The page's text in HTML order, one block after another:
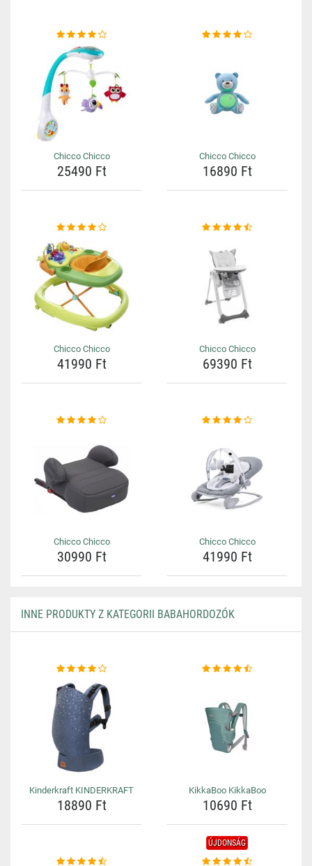
Chicco Chicco
25490 Ft
Chicco Chicco
16890 Ft
Chicco Chicco
41990 Ft
Chicco Chicco
69390 Ft
Chicco Chicco
30990 Ft
Chicco Chicco
41990 Ft
INNE PRODUKTY Z KATEGORII BABAHORDOZÓK
Kinderkraft KINDERKRAFT
18890 Ft
KikkaBoo KikkaBoo
10690 Ft
ÚJDONSÁG